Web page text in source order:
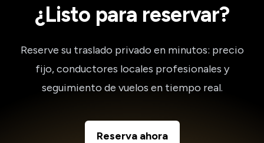
¿Listo para reservar?
Reserve su traslado privado en minutos: precio
fijo, conductores locales profesionales y
seguimiento de vuelos en tiempo real.
Reserva ahora